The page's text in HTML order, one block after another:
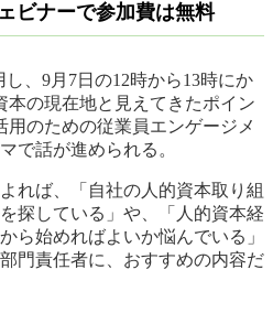
ビナーで参加費は無料
、9月7日の12時から13時にか
本の現在地と見えてきたポイン
用のための従業員エンゲージメ
で話が進められる。
れば、「自社の人的資本取り組
探している」や、「人的資本経
ら始めればよいか悩んでいる」
門責任者に、おすすめの内容だ